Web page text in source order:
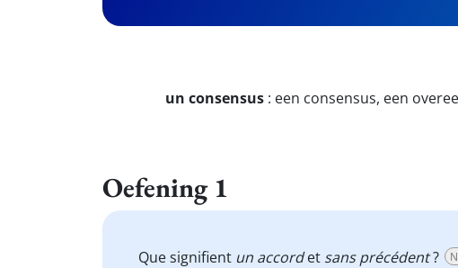
un consensus : een consensus, een
Oefening 1
Que signifient un accordet sans précédent?